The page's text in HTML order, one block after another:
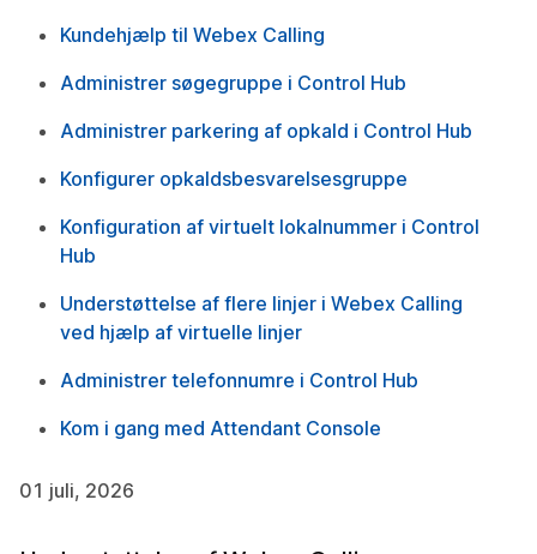
Kundehjælp til Webex Calling
Administrer søgegruppe i Control Hub
Administrer parkering af opkald i Control Hub
Konfigurer opkaldsbesvarelsesgruppe
Konfiguration af virtuelt lokalnummer i Control
Hub
Understøttelse af flere linjer i Webex Calling
ved hjælp af virtuelle linjer
Administrer telefonnumre i Control Hub
Kom i gang med Attendant Console
01 juli, 2026